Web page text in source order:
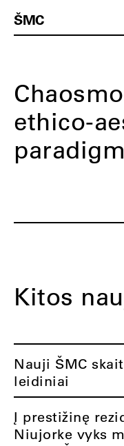
ŠMC
ethico-
paradigm
Kitos
Nauji ŠMC
leidiniai
Į prestižinę
Niujorke vyks